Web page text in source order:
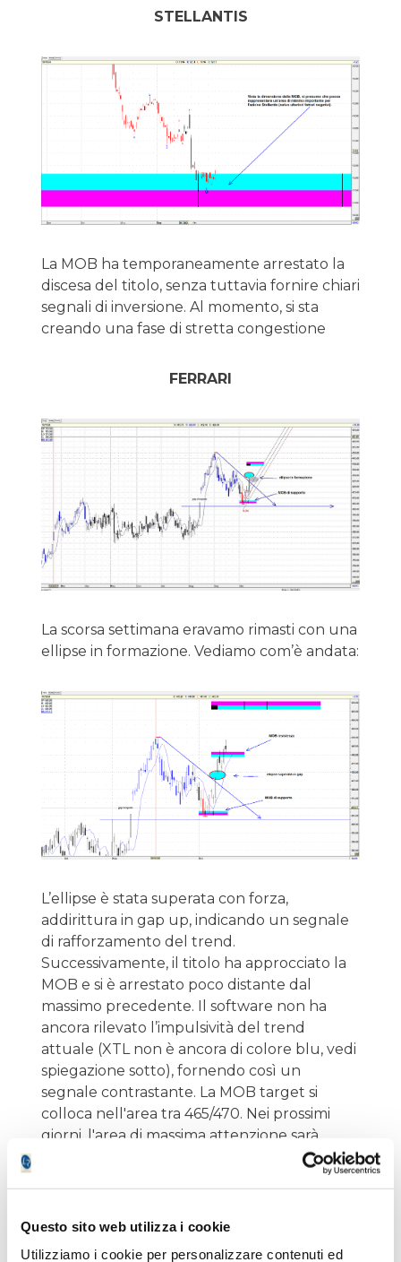
Questo sito web utilizza i cookie
Utilizziamo i cookie per personalizzare contenuti ed
STELLANTIS
La MOB ha temporaneamente arrestato la
discesa del titolo, senza tuttavia fornire chiari
segnali di inversione. Al momento, si sta
creando una fase di stretta congestione
FERRARI
La scorsa settimana eravamo rimasti con una
ellipse in formazione. Vediamo com’è andata:
L’ellipse è stata superata con forza,
addirittura in gap up, indicando un segnale
di rafforzamento del trend.
Successivamente, il titolo ha approcciato la
MOB e si è arrestato poco distante dal
massimo precedente. Il software non ha
ancora rilevato l’impulsività del trend
attuale (XTL non è ancora di colore blu, vedi
spiegazione sotto), fornendo così un
segnale contrastante. La MOB target si
colloca nell'area tra 465/470. Nei prossimi
giorni, l'area di massima attenzione sarà
quella del massimo precedente: il suo
successivo nella zona della MOB superiore